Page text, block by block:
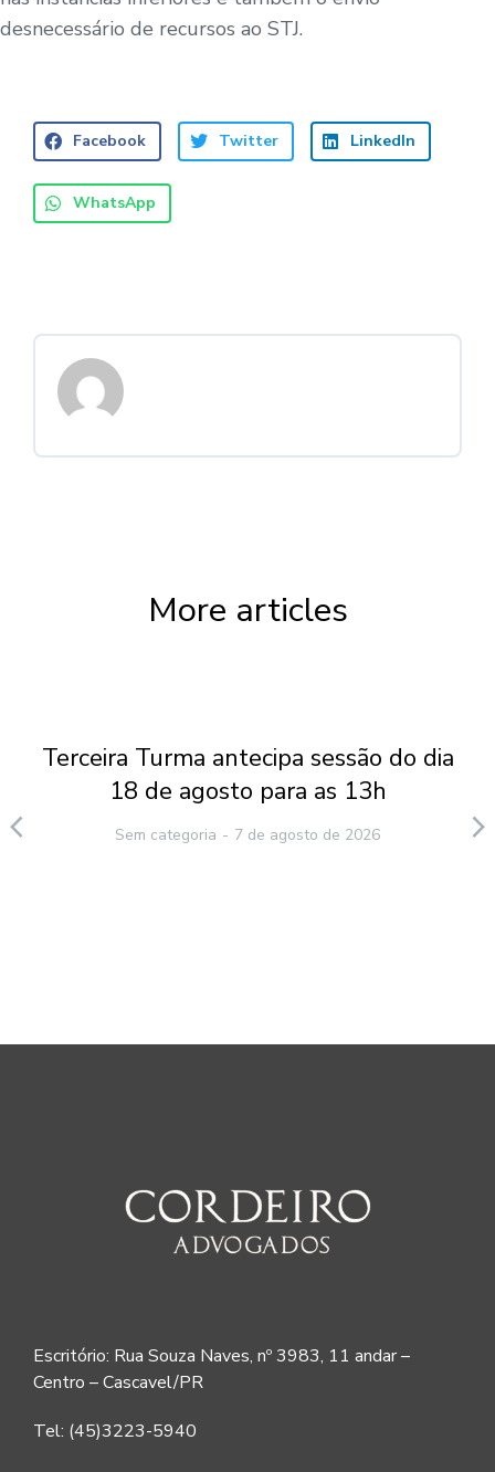
desnecessário de recursos ao STJ.
Facebook Twitter LinkedIn
WhatsApp
More articles
Terceira Turma antecipa sessão do dia
18 de agosto para as 13h
Sem categoria 7 de agosto de 2026
Escritório: Rua Souza Naves, nº 3983, 11 andar –
Centro – Cascavel/PR
Tel: (45)3223-5940